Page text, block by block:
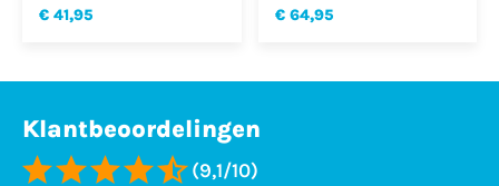
€ 41,95 € 64,95
Klantbeoordelingen
(9,1/10)